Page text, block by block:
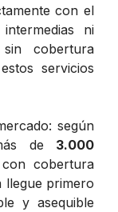
con el
ni
cobertura
servicios
según
de 3.000
cobertura
llegue primero
y asequible